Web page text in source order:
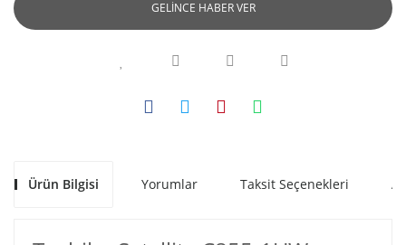
GELİNCE HABER VER
Ürün Bilgisi Yorumlar Taksit Seçenekleri